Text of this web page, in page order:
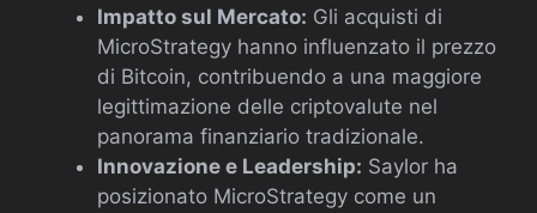
Impatto sul Mercato: Gli acquisti di
MicroStrategy hanno influenzato il prezzo
di Bitcoin, contribuendo a una maggiore
legittimazione delle criptovalute nel
panorama finanziario tradizionale.
Innovazione e Leadership: Saylor ha
posizionato MicroStrategy come un